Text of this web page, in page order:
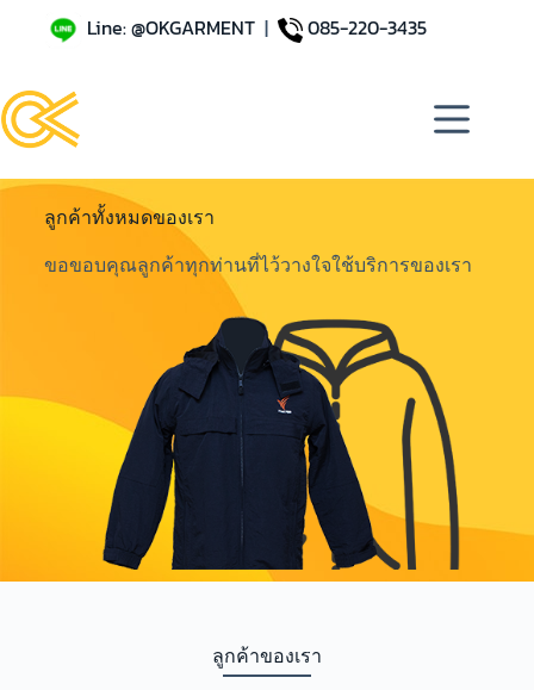
Line: @OKGARMENT| 085-220-3435
ลูกค้าทั้งหมดของเรา
ขอขอบคุณลูกค้าทุกท่านที่ไว้วางใจใช้บริการของเรา
ลูกค้าของเรา